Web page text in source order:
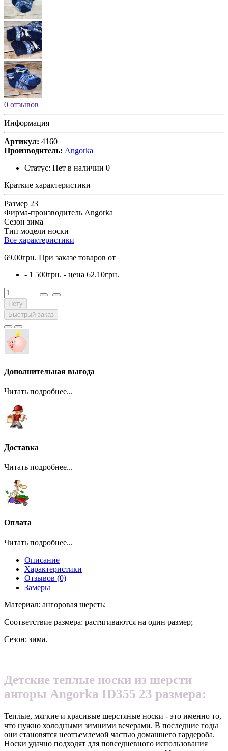
0 отзывов
Информация
Артикул: 4160
Производитель: Angorka
Статус: Нет в наличии 0
Краткие характеристики
Размер 23
Фирма-производитель Angorka
Сезон зима
Тип модели носки
Все характеристики
69.00грн. При заказе товаров от
- 1 500грн. - цена 62.10грн.
Нету
Быстрый заказ
Дополнительная выгода
Читать подробнее...
Доставка
Читать подробнее...
Оплата
Читать подробнее...
Описание
Характеристики
Отзывов (0)
Замеры
Материал: ангоровая шерсть;
Соответствие размера: растягиваются на один размер;
Сезон: зима.
Детские теплые носки из шерсти
ангоры Angorka ID355 23 размера:
Теплые, мягкие и красивые шерстяные носки - это именно то,
что нужно холодными зимними вечерами. В последние годы
они становятся неотъемлемой частью домашнего гардероба.
Носки удачно подходят для повседневного использования